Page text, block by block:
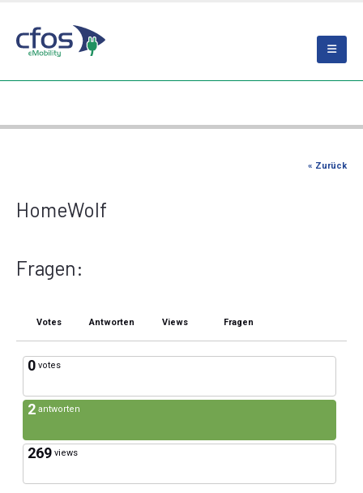
« Zurück
HomeWolf
Fragen:
Votes Antworten Views Fragen
0 votes
2 antworten
269 views